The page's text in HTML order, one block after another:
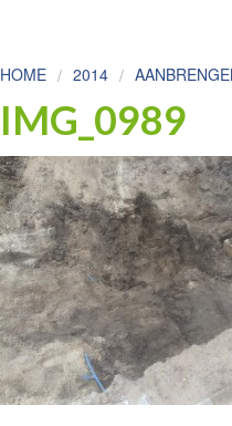
HOME 2014
IMG_0989